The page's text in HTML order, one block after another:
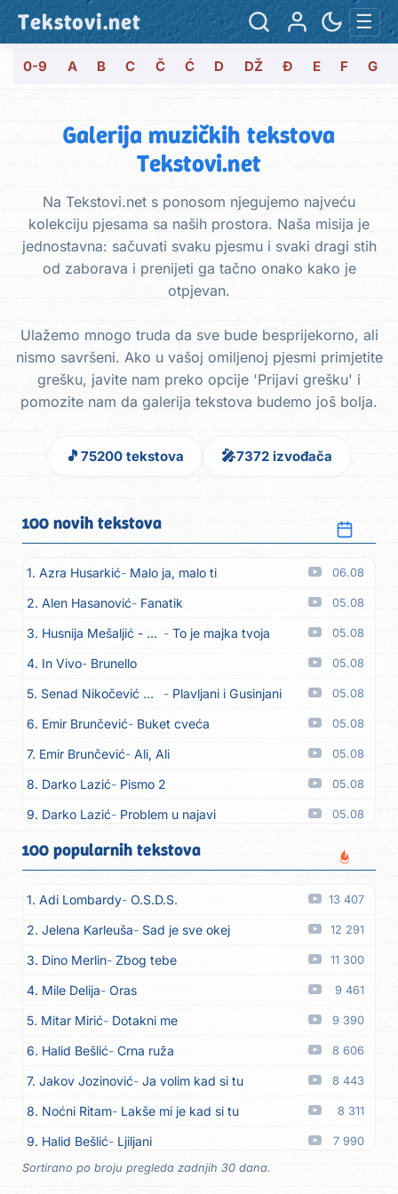
Tekstovi.net ☰
0-9 A B C Č Ć D DŽ Đ E F G
Galerija muzičkih tekstova
Tekstovi.net
Na Tekstovi.net s ponosom njegujemo najveću
kolekciju pjesama sa naših prostora. Naša misija je
jednostavna: sačuvati svaku pjesmu i svaki dragi stih
od zaborava i prenijeti ga tačno onako kako je
otpjevan.
Ulažemo mnogo truda da sve bude besprijekorno, ali
nismo savršeni. Ako u vašoj omiljenoj pjesmi primjetite
grešku, javite nam preko opcije 'Prijavi grešku' i
pomozite nam da galerija tekstova budemo još bolja.
🎵 75200 tekstova 🎤7372 izvođača
100 novih tekstova
1. Azra Husarkić Malo ja, malo ti 06.08
2. Alen Hasanović Fanatik 05.08
3. Husnija Mešaljić - Hule To je majka tvoja 05.08
4. In Vivo Brunello 05.08
5. Senad Nikočević Niki Plavljani i Gusinjani 05.08
6. Emir Brunčević Buket cveća 05.08
7. Emir Brunčević Ali, Ali 05.08
8. Darko Lazić Pismo 2 05.08
9. Darko Lazić Problem u najavi 05.08
10. Aleksandra Đuranović Kao zver
11. Meliha Imširović Čujem mili 05.08
12. Tereza Kesovija Prvi cvijet 05.08
13. Kopito Ka´ list ol kaduje (Poput lista od kadulje) 05.08
14. Alen Polić Rožica črljena 05.08
15. Oliver Dragojević 05.08
16. Klapa Kaše Dubrovnik Nisam srce našao na cesti 05.08
17. Grupa Makedonija Ima edna moma 05.08
18. Ljupka Dimitrovska Javi se telefonom 05.08
19. Grupa 777 Kada zazvoni moj telefon 05.08
20. Grupa 777 Posljednja noć 05.08
21. Ljupka Dimitrovska Voliš... ne voliš
100 popularnih tekstova
1. Adi Lombardy O.S.D.S. 13 407
2. Jelena Karleuša Sad je sve okej 12 291
3. Dino Merlin Zbog tebe 11 300
4. Mile Delija Oras 9 461
5. Mitar Mirić Dotakni me 9 390
6. Halid Bešlić Crna ruža 8 606
7. Jakov Jozinović Ja volim kad si tu 8 443
8. Noćni Ritam Lakše mi je kad si tu 8 311
9. Halid Bešlić Ljiljani 7 990
10. Aleksandra Prijović Kababa
Sortirano po broju pregleda zadnjih 30 dana.